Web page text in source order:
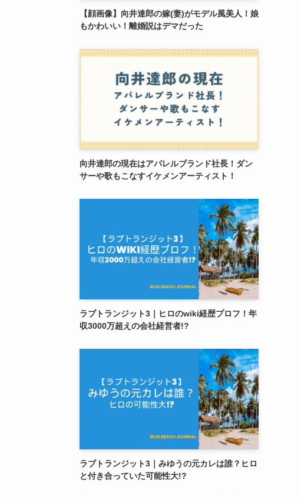
【顔画像】向井達郎の嫁(妻)がモデル風美人！娘
もかわいい！離婚説はデマだった
向井達郎の現在はアパレルブランド社長！ダン
サーや歌もこなすイケメンアーティスト！
ラブトランジット3｜ヒロのwiki経歴プロフ！年
収3000万超えの会社経営者!?
ラブトランジット3｜みゆうの元カレは誰？ヒロ
と付き合っていた可能性大!?